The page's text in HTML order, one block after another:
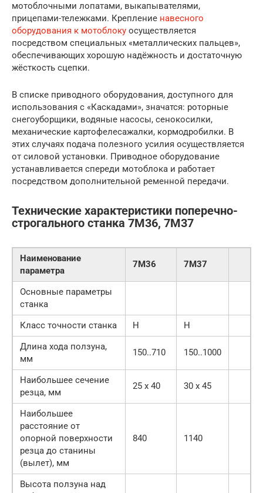
мотоблочными лопатами, выкапывателями,
прицепами-тележками. Крепление навесного
оборудования к мотоблоку осуществляется
посредством специальных «металлических пальцев»,
обеспечивающих хорошую надёжность и достаточную
жёсткость сцепки.
В списке приводного оборудования, доступного для
использования с «Каскадами», значатся: роторные
снегоуборщики, водяные насосы, сенокосилки,
механические картофелесажалки, кормодробилки. В
этих случаях подача полезного усилия осуществляется
от силовой установки. Приводное оборудование
устанавливается спереди мотоблока и работает
посредством дополнительной ременной передачи.
Технические характеристики поперечно-
строгального станка 7М36, 7М37
Наименование
параметра
7М36 7М37
Основные параметры
станка
Класс точности станка
Н
Н
Длина хода ползуна,
мм
150..710 150..1000
Наибольшее сечение
резца, мм
25 х 40 30 х 45
Наибольшее
расстояние от
опорной поверхности
резца до станины
(вылет), мм
840 1140
Высота ползуна над